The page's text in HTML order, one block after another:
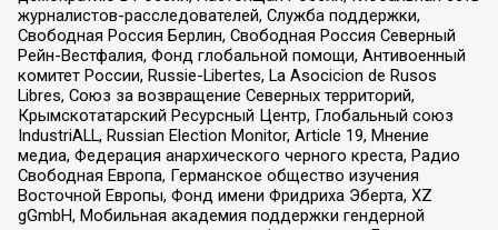
журналистов-расследователей, Служба поддержки,
Свободная Россия Берлин, Свободная Россия Северный
Рейн-Вестфалия, Фонд глобальной помощи, Антивоенный
комитет России, Russie-Libertes, La Asocicion de Rusos
Libres, Союз за возвращение Северных территорий,
Крымскотатарский Ресурсный Центр, Глобальный союз
IndustriALL, Russian Election Monitor, Article 19, Мнение
медиа, Федерация анархического черного креста, Радио
Свободная Европа, Германское общество изучения
Восточной Европы, Фонд имени Фридриха Эберта, XZ
gGmbH, Мобильная академия поддержки гендерной